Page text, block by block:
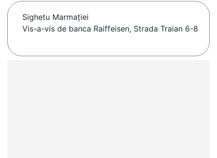
Sighetu Marmaţiei
Vis-a-vis de banca Raiffeisen, Strada Traian 6-8